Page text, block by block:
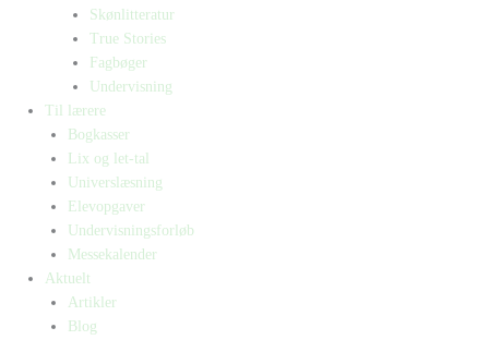
Skønlitteratur
True Stories
Fagbøger
Undervisning
Til lærere
Bogkasser
Lix og let-tal
Universlæsning
Elevopgaver
Undervisningsforløb
Messekalender
Aktuelt
Artikler
Blog